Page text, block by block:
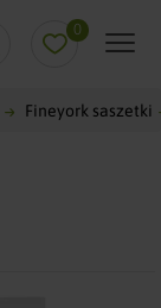
0
Fineyork saszetki